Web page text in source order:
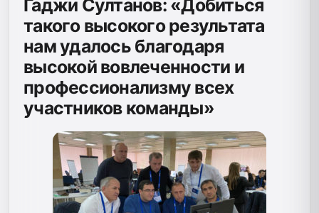
Гаджи Султанов: «Добиться
такого высокого результата
нам удалось благодаря
высокой вовлеченности и
профессионализму всех
участников команды»